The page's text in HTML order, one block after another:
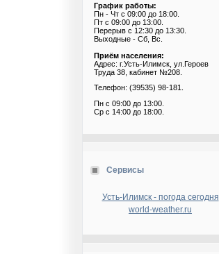
График работы:
Пн - Чт с 09:00 до 18:00.
Пт с 09:00 до 13:00.
Перерыв с 12:30 до 13:30.
Выходные - Сб, Вс.
Приём населения:
Адрес: г.Усть-Илимск, ул.Героев
Труда 38, кабинет №208.
Телефон: (39535) 98-181.
Пн с 09:00 до 13:00.
Ср с 14:00 до 18:00.
Сервисы
Усть-Илимск - погода сегодня
world-weather.ru